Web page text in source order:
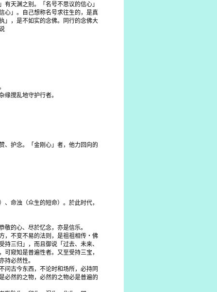
天渊之别。「名号不思议的信心」
心」。自己想称名号求往生的，是真
」，是不如实的念佛。同行的念佛大
缘搅乱地守护行者。
、护念。「金刚心」者，他力回向的
、命浊（众生的短命）。於此时代，
的心、尽於忆念，亦是信乐。
，不变不易的法则，是祖祖相传・佛
三归」，而且御说「过去、未来、
窥知是普遍性者。又至受持三宝，
持必然性。
问古今东西，不论时和场所，必持同
必然的之物，必然的之物必是普遍的